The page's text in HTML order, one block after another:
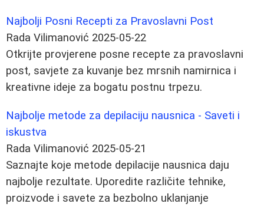
Najbolji Posni Recepti za Pravoslavni Post
Rada Vilimanović 2025-05-22
Otkrijte provjerene posne recepte za pravoslavni
post, savjete za kuvanje bez mrsnih namirnica i
kreativne ideje za bogatu postnu trpezu.
Najbolje metode za depilaciju nausnica - Saveti i
iskustva
Rada Vilimanović 2025-05-21
Saznajte koje metode depilacije nausnica daju
najbolje rezultate. Uporedite različite tehnike,
proizvode i savete za bezbolno uklanjanje